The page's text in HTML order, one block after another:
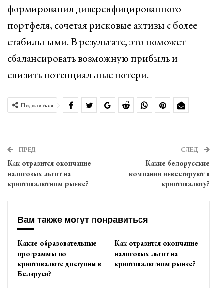
формирования диверсифицированного
портфеля, сочетая рисковые активы с более
стабильными. В результате, это поможет
сбалансировать возможную прибыль и
снизить потенциальные потери.
Поделиться
ПРЕД
Как отразится окончание
налоговых льгот на
криптовалютном рынке?
СЛЕД
Какие белорусские
компании инвестируют в
криптовалюту?
Вам также могут понравиться
Какие образовательные
программы по
криптовалюте доступны в
Беларуси?
Как отразится окончание
налоговых льгот на
криптовалютном рынке?